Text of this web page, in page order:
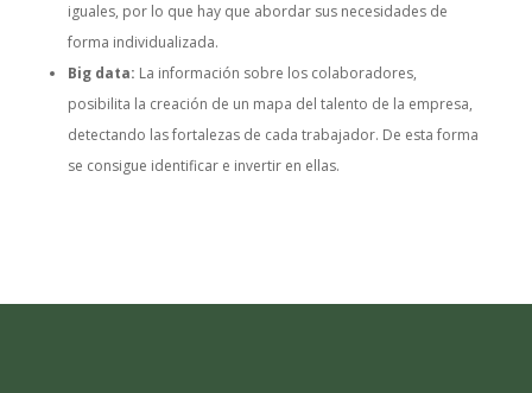
iguales, por lo que hay que abordar sus necesidades de
forma individualizada.
Big data: La información sobre los colaboradores,
posibilita la creación de un mapa del talento de la empresa,
detectando las fortalezas de cada trabajador. De esta forma
se consigue identificar e invertir en ellas.